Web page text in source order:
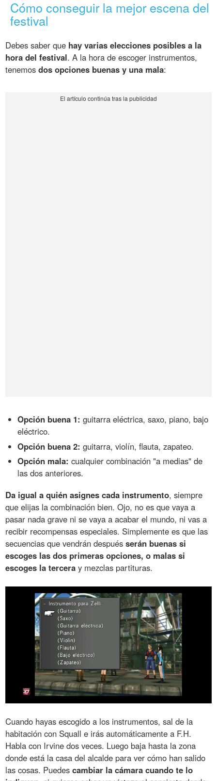
Cómo conseguir la mejor escena del
festival
Debes saber que hay varias elecciones posibles a la
hora del festival. A la hora de escoger instrumentos,
tenemosdos opciones buenas y una mala:
Opción buena 1: guitarra eléctrica, saxo, piano, bajo
eléctrico.
Opción buena 2: guitarra, violín, flauta, zapateo.
Opción mala: cualquier combinación "a medias" de
las dos anteriores.
Da igual a quién asignes cada instrumento, siempre
que elijas la combinación bien. Ojo, no es que vaya a
pasar nada grave ni se vaya a acabar el mundo, ni vas a
recibir recompensas especiales. Simplemente es que las
secuencias que vendrán despuésserán buenas si
escoges las dos primeras opciones, o malas si
escoges la tercera y mezclas partituras.
Cuando hayas escogido a los instrumentos, sal de la
habitación con Squall e irás automáticamente a F.H.
Habla con Irvine dos veces. Luego baja hasta la zona
donde está la casa del alcalde para ver cómo han salido
las cosas. Puedescambiar la cámara cuando te lo